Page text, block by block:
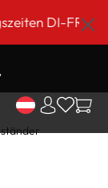
DI-FR 9